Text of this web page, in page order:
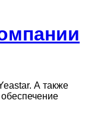
А также